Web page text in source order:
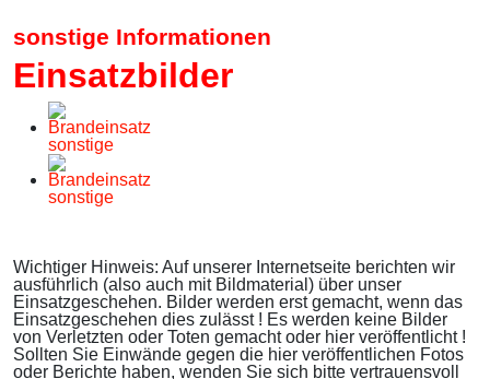
sonstige Informationen
Einsatzbilder
Wichtiger Hinweis: Auf unserer Internetseite berichten wir
ausführlich (also auch mit Bildmaterial) über unser
Einsatzgeschehen. Bilder werden erst gemacht, wenn das
Einsatzgeschehen dies zulässt ! Es werden keine Bilder
von Verletzten oder Toten gemacht oder hier veröffentlicht !
Sollten Sie Einwände gegen die hier veröffentlichen Fotos
oder Berichte haben, wenden Sie sich bitte vertrauensvoll